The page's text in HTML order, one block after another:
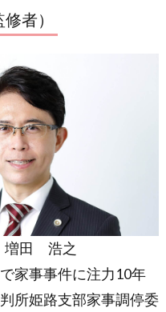
者）
増田 浩之
家事事件に注力10年
所姫路支部家事調停委